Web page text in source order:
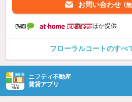
お問い合わせ （
ほか提供
フローラルコートのすべ
ニフティ不動産
賃貸アプリ